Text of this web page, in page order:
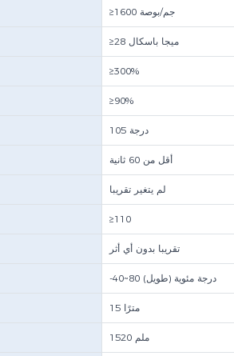
≥1600 جم/بوصة
≥28 ميجا باسكال
≥300%
≥90%
105 درجة
أقل من 60 ثانية
لم يتغير تقريبا
≥110
تقريبا بدون أي أثر
-40~80 درجة مئوية (طويل)
15 مترًا
1520 ملم